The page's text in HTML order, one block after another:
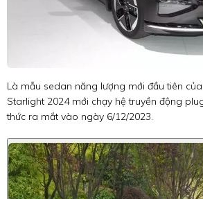
Là mẫu sedan năng lượng mới đầu tiên
Starlight 2024 mới chạy hệ truyền động
thức ra mắt vào ngày 6/12/2023.